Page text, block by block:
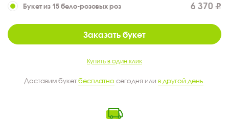
Букет из 15 бело-розовых роз 6 370
Заказать букет
Купить в один клик
Доставим букетбесплатно сегодня или в другой день